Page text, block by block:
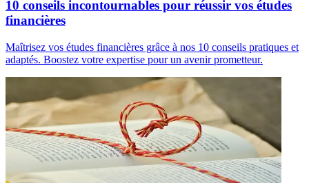
10 conseils incontournables pour réussir vos études
financières
Maîtrisez vos études financières grâce à nos 10 conseils pratiques et
adaptés. Boostez votre expertise pour un avenir prometteur.